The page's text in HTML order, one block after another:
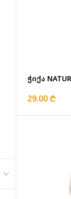
ჭიქა
29.00 ₾